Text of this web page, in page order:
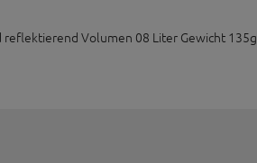
reflektierend Volumen 08 Liter Gewicht 135g